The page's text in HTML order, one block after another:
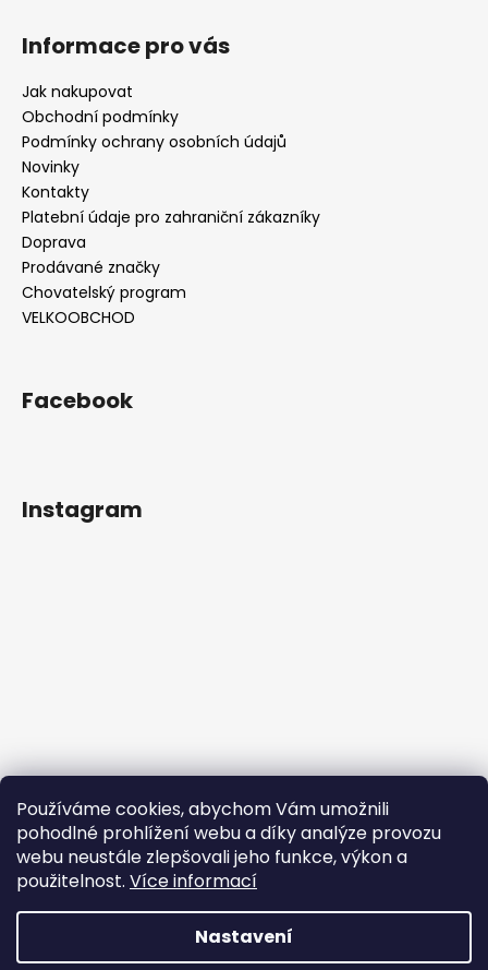
Používáme cookies, abychom Vám umožnili
pohodlné prohlížení webu a díky analýze provozu
webu neustále zlepšovali jeho funkce, výkon a
použitelnost. Více informací
Nastavení
Informace pro vás
Jak nakupovat
Obchodní podmínky
Podmínky ochrany osobních údajů
Novinky
Kontakty
Platební údaje pro zahraniční zákazníky
Doprava
Prodávané značky
Chovatelský program
VELKOOBCHOD
Facebook
Instagram